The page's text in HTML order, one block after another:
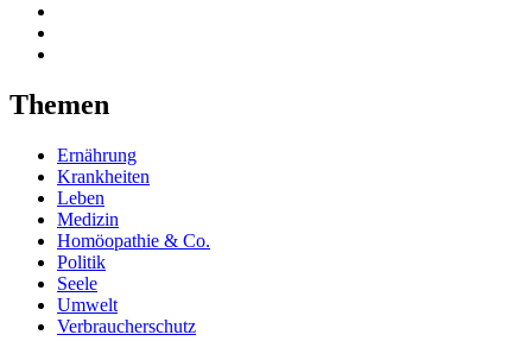
Themen
Ernährung
Krankheiten
Leben
Medizin
Homöopathie & Co.
Politik
Seele
Umwelt
Verbraucherschutz